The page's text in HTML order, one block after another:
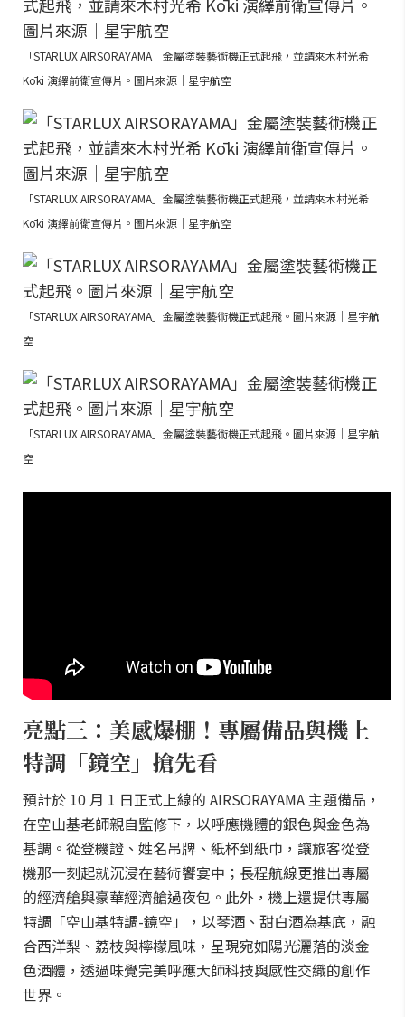
「STARLUX AIRSORAYAMA」金屬塗裝藝術機正式起飛，並請來木村光希
Kōki 演繹前衛宣傳片。圖片來源｜星宇航空
「STARLUX AIRSORAYAMA」金屬塗裝藝術機正式起飛，並請來木村光希
Kōki 演繹前衛宣傳片。圖片來源｜星宇航空
「STARLUX AIRSORAYAMA」金屬塗裝藝術機正式起飛。圖片來源｜星宇航
空
「STARLUX AIRSORAYAMA」金屬塗裝藝術機正式起飛。圖片來源｜星宇航
空
亮點三：美感爆棚！專屬備品與機上
特調「鏡空」搶先看
預計於 10 月 1 日正式上線的 AIRSORAYAMA 主題備品，
在空山基老師親自監修下，以呼應機體的銀色與金色為
基調。從登機證、姓名吊牌、紙杯到紙巾，讓旅客從登
機那一刻起就沉浸在藝術饗宴中；長程航線更推出專屬
的經濟艙與豪華經濟艙過夜包。此外，機上還提供專屬
特調「空山基特調-鏡空」，以琴酒、甜白酒為基底，融
合西洋梨、荔枝與檸檬風味，呈現宛如陽光灑落的淡金
色酒體，透過味覺完美呼應大師科技與感性交織的創作
世界。